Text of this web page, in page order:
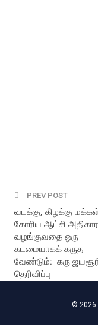
PREV POST
வடக்கு, கிழக்கு
கோரிய ஆட்சி
வழங்குவதை ஒரு
கடமையாகக் கருத
வேண்டும்: கரு
தெரிவிப்பு
© 2026